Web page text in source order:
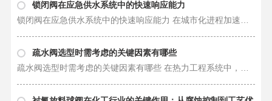
锁闭阀在应急供水系统中的快速响应能力
疏水阀选型时需考虑的关键因素有哪些